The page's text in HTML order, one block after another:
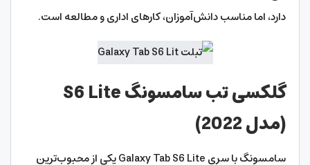
دارد، اما مناسب دانش‌آموزان، کارهای اداری و مطالعه است.
گلکسی تب سامسونگ S6 Lite
(مدل 2022)
سامسونگ با سری Galaxy Tab S6 Lite یکی از محبوب‌ترین